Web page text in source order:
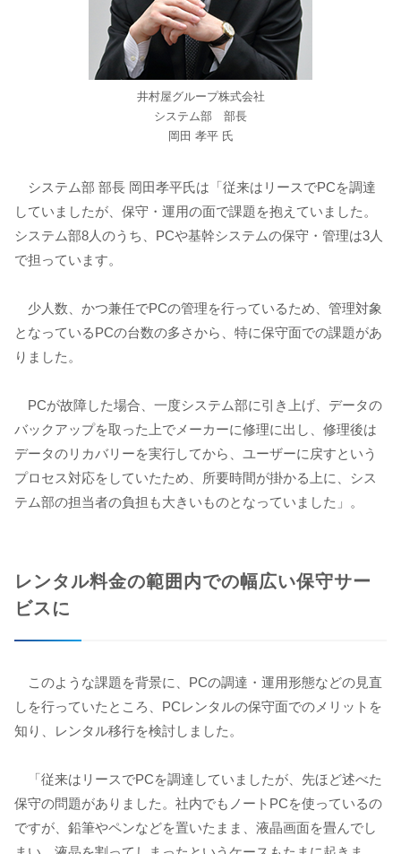
井村屋グループ株式会社
システム部 部長
岡田 孝平 氏
システム部 部長 岡田孝平氏は「従来はリースでPCを調達
していましたが、保守・運用の面で課題を抱えていました。
システム部8人のうち、PCや基幹システムの保守・管理は3人
で担っています。
少人数、かつ兼任でPCの管理を行っているため、管理対象
となっているPCの台数の多さから、特に保守面での課題があ
りました。
PCが故障した場合、一度システム部に引き上げ、データの
バックアップを取った上でメーカーに修理に出し、修理後は
データのリカバリーを実行してから、ユーザーに戻すという
プロセス対応をしていたため、所要時間が掛かる上に、シス
テム部の担当者の負担も大きいものとなっていました」。
レンタル料金の範囲内での幅広い保守サー
ビスに
このような課題を背景に、PCの調達・運用形態などの見直
しを行っていたところ、PCレンタルの保守面でのメリットを
知り、レンタル移行を検討しました。
「従来はリースでPCを調達していましたが、先ほど述べた
保守の問題がありました。社内でもノートPCを使っているの
ですが、鉛筆やペンなどを置いたまま、液晶画面を畳んでし